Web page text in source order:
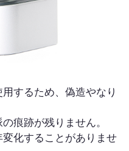
するため、偽造やなり
痕跡が残りません。
変化することがありませ